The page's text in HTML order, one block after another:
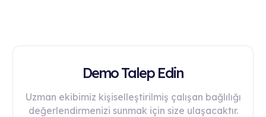
Demo Talep Edin
Uzman ekibimiz kişiselleştirilmiş çalışan bağlılığı
değerlendirmenizi sunmak için size ulaşacaktır.